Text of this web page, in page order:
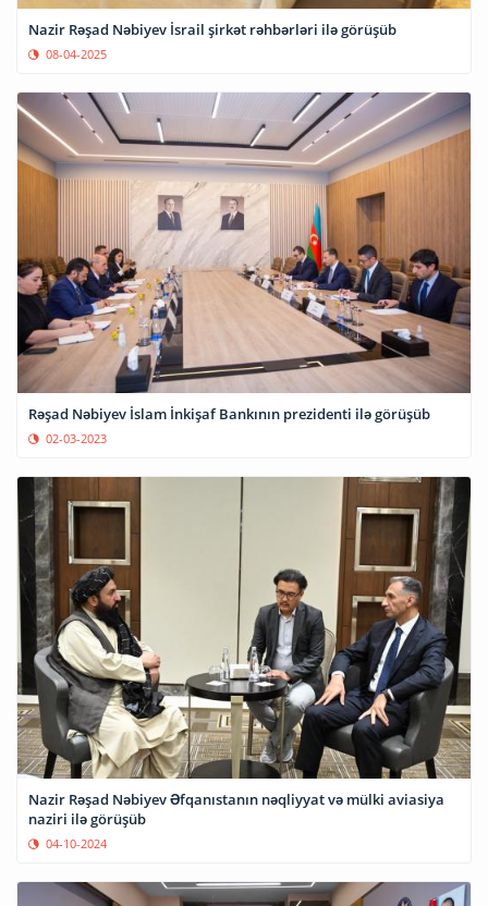
Nazir Rəşad Nəbiyev İsrail şirkət rəhbərləri ilə görüşüb
08-04-2025
Rəşad Nəbiyev İslam İnkişaf Bankının prezidenti ilə görüşüb
02-03-2023
Nazir Rəşad Nəbiyev Əfqanıstanın nəqliyyat və mülki aviasiya
naziri ilə görüşüb
04-10-2024